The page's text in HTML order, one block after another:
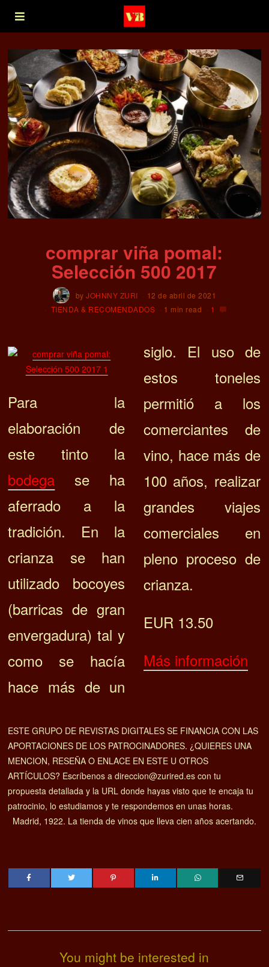
comprar viña pomal:
Selección 500 2017
byJOHNNY ZURI
12 de abril de 2021
TIENDA & RECOMENDADOS
1 min read 1
Para la
elaboración de
este tinto la
bodega se ha
aferrado a la
tradición. En la
crianza se han
utilizado bocoyes
(barricas de gran
envergadura) tal y
como se hacía
hace más de un
siglo. El uso de
estos toneles
permitió a los
comerciantes de
vino, hace más de
100 años, realizar
grandes viajes
comerciales en
pleno proceso de
crianza.
EUR 13.50
Más información
ESTE GRUPO DE REVISTAS DIGITALES SE FINANCIA CON LAS
APORTACIONES DE LOS PATROCINADORES. ¿QUIERES UNA
MENCION, RESEÑA O ENLACE EN ESTE U OTROS
ARTÍCULOS? Escríbenos a direccion@zurired.es con tu
propuesta detallada y la URL donde hayas visto que te encaja tu
patrocinio, lo estudiamos y te respondemos en unas horas.
Madrid, 1922. La tienda de vinos que lleva cien años acertando.
You might be interested in